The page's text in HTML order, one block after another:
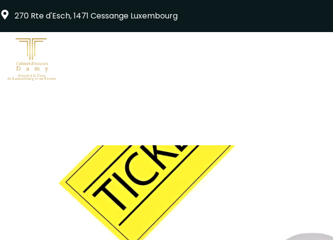
270 Rte d'Esch,1471 Cessange Luxembourg